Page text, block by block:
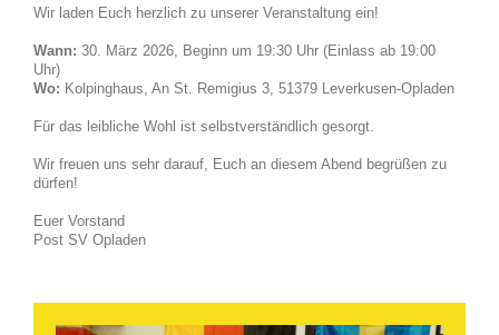
Wir laden Euch herzlich zu unserer Veranstaltung ein!
Wann: 30. März 2026, Beginn um 19:30 Uhr (Einlass ab 19:00
Uhr)
Wo: Kolpinghaus, An St. Remigius 3, 51379 Leverkusen-Opladen
Für das leibliche Wohl ist selbstverständlich gesorgt.
Wir freuen uns sehr darauf, Euch an diesem Abend begrüßen zu
dürfen!
Euer Vorstand
Post SV Opladen